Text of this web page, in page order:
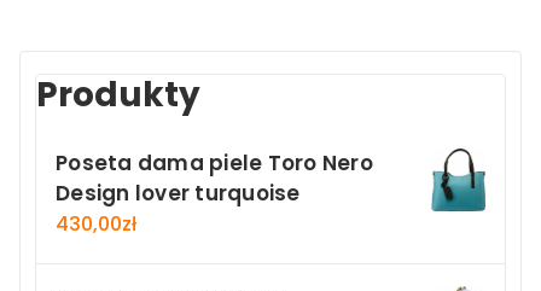
Produkty
Poseta dama piele Toro Nero
Design lover turquoise
430,00zł